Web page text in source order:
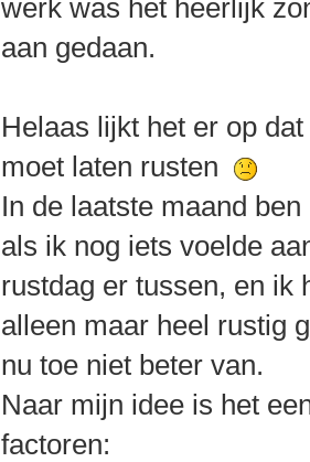
werk was het heerlijk
aan gedaan.
Helaas lijkt het er op
moet laten rusten
In de laatste maand
als ik nog iets voelde
rustdag er tussen, en ik
alleen maar heel rustig
nu toe niet beter van.
Naar mijn idee is het
factoren: